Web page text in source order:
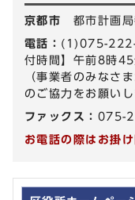
京都市 都市計画
電話： (1)075-
付時間】午前8時
（事業者のみなさ
のご協力をお願いし
ファックス： 075-
お電話の際はお掛